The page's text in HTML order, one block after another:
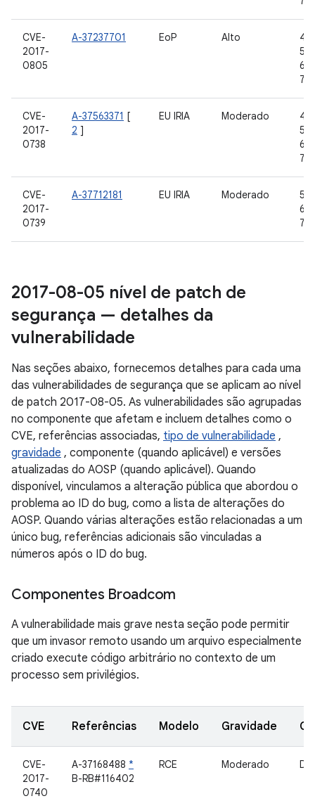
CVE-
2017-
0805
A-37237701 EoP Alto
CVE-
2017-
0738
A-37563371 [
2 ]
EU IRIA Moderado
CVE-
2017-
0739
A-37712181 EU IRIA Moderado
2017-08-05 nível de patch de
segurança — detalhes da
vulnerabilidade
Nas seções abaixo, fornecemos detalhes para cada uma
das vulnerabilidades de segurança que se aplicam ao nível
de patch 2017-08-05. As vulnerabilidades são agrupadas
no componente que afetam e incluem detalhes como o
CVE, referências associadas, tipo de vulnerabilidade ,
gravidade , componente (quando aplicável) e versões
atualizadas do AOSP (quando aplicável). Quando
disponível, vinculamos a alteração pública que abordou o
problema ao ID do bug, como a lista de alterações do
AOSP. Quando várias alterações estão relacionadas a um
único bug, referências adicionais são vinculadas a
números após o ID do bug.
Componentes Broadcom
A vulnerabilidade mais grave nesta seção pode permitir
que um invasor remoto usando um arquivo especialmente
criado execute código arbitrário no contexto de um
processo sem privilégios.
CVE Referências Modelo Gravidade
CVE-
2017-
0740
A-37168488 *
B-RB#116402
RCE Moderado